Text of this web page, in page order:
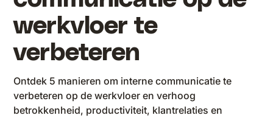
werkvloer te
verbeteren
Ontdek 5 manieren om interne communicatie te
verbeteren op de werkvloer en verhoog
betrokkenheid, productiviteit, klantrelaties en